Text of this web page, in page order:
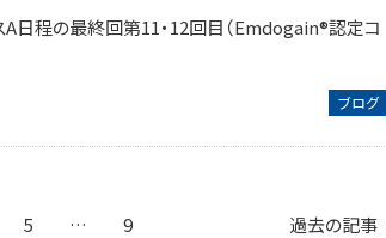
A日程の最終回第11・12回目（Emdogain®認定コ
ブログ
5 … 9 過去の記事